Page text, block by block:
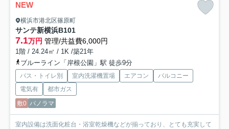
NEW
横浜市港北区篠原町
サンテ新横浜B101
7.1万円 管理/共益費6,000円
1階 / 24.24㎡ / 1K /築21年
ブルーライン「岸根公園」駅 徒歩9分
バス・トイレ別 室内洗濯機置場 エアコン
バルコニー
電気有
都市ガス
敷0 パノラマ
室内設備は洗面化粧台・浴室乾燥機などが揃っており、とても充実して